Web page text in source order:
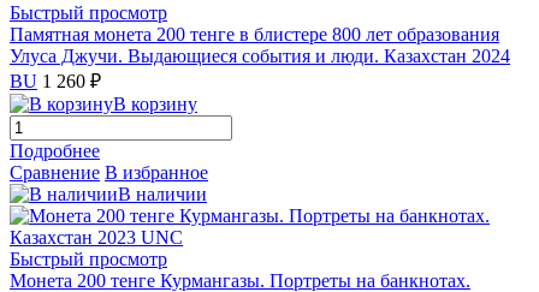
Быстрый просмотр
Памятная монета 200 тенге в блистере 800 лет образования
Улуса Джучи. Выдающиеся события и люди. Казахстан 2024
BU 1 260 ₽
В корзину
Подробнее
Сравнение В избранное
В наличии
Быстрый просмотр
Монета 200 тенге Курмангазы. Портреты на банкнотах.